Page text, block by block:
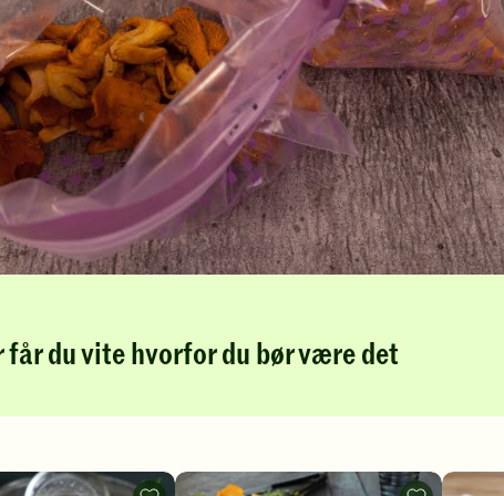
får du vite hvorfor du bør være det